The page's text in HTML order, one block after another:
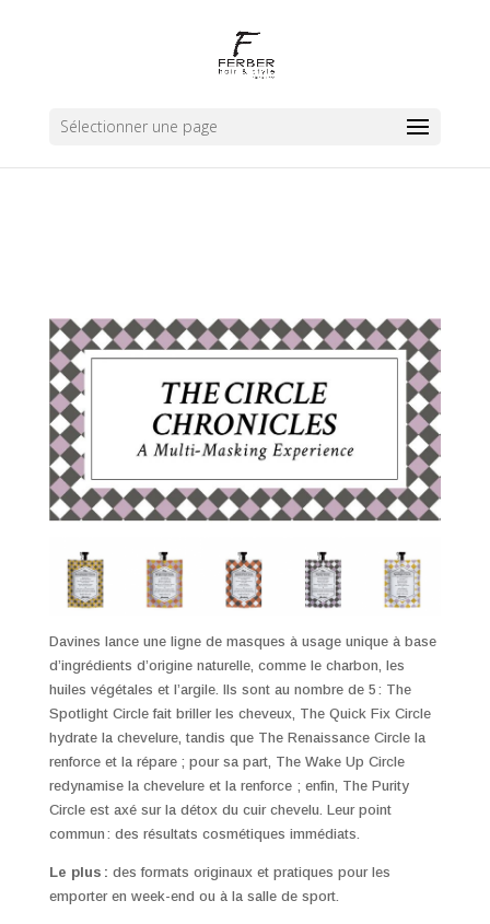
Sélectionner une page
Davines lance une ligne de masques à usage unique à base
d’ingrédients d’origine naturelle, comme le charbon, les
huiles végétales et l’argile. Ils sont au nombre de 5 : The
Spotlight Circle fait briller les cheveux, The Quick Fix Circle
hydrate la chevelure, tandis que The Renaissance Circle la
renforce et la répare ; pour sa part, The Wake Up Circle
redynamise la chevelure et la renforce ; enfin, The Purity
Circle est axé sur la détox du cuir chevelu. Leur point
commun : des résultats cosmétiques immédiats.
Le plus : des formats originaux et pratiques pour les
emporter en week-end ou à la salle de sport.